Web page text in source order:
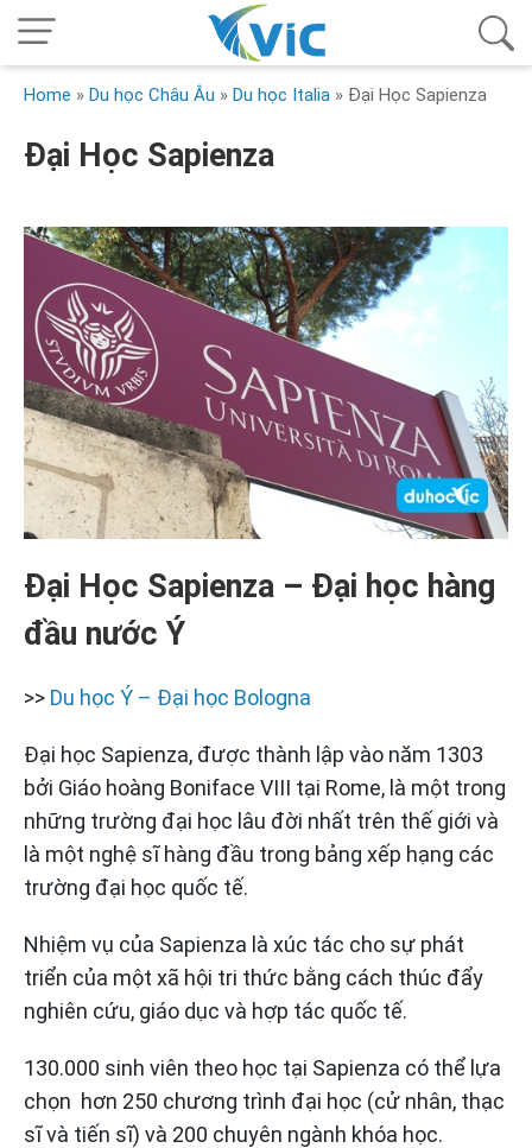
Home » Du học Châu Âu » Du học Italia » Đại Học Sapienza
Đại Học Sapienza
Đại Học Sapienza – Đại học hàng
đầu nước Ý
>> Du học Ý – Đại học Bologna
Đại học Sapienza, được thành lập vào năm 1303
bởi Giáo hoàng Boniface VIII tại Rome, là một trong
những trường đại học lâu đời nhất trên thế giới và
là một nghệ sĩ hàng đầu trong bảng xếp hạng các
trường đại học quốc tế.
Nhiệm vụ của Sapienza là xúc tác cho sự phát
triển của một xã hội tri thức bằng cách thúc đẩy
nghiên cứu, giáo dục và hợp tác quốc tế.
130.000 sinh viên theo học tại Sapienza có thể lựa
chọn hơn 250 chương trình đại học (cử nhân, thạc
sĩ và tiến sĩ) và 200 chuyên ngành khóa học.